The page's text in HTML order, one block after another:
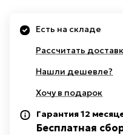
Есть на складе
Рассчитать
Нашли дешевле?
Хочу в подарок
Гарантия 12
Бесплатная